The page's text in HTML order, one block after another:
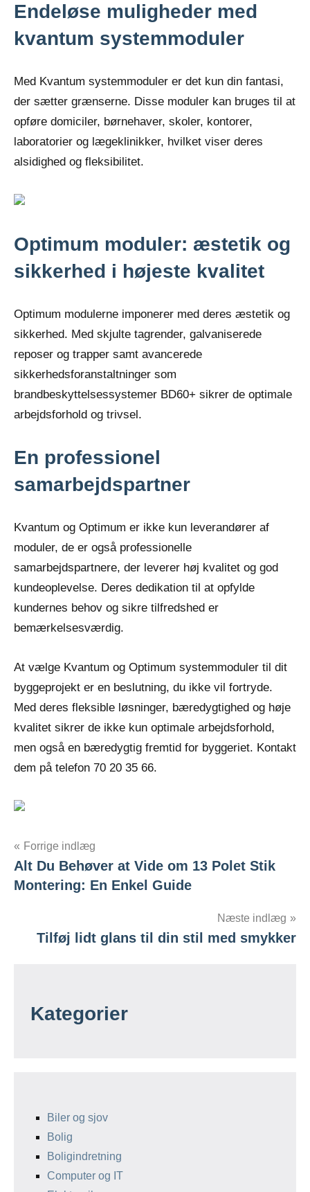
Endeløse muligheder med
kvantum systemmoduler
Med Kvantum systemmoduler er det kun din fantasi,
der sætter grænserne. Disse moduler kan bruges til at
opføre domiciler, børnehaver, skoler, kontorer,
laboratorier og lægeklinikker, hvilket viser deres
alsidighed og fleksibilitet.
Optimum moduler: æstetik og
sikkerhed i højeste kvalitet
Optimum modulerne imponerer med deres æstetik og
sikkerhed. Med skjulte tagrender, galvaniserede
reposer og trapper samt avancerede
sikkerhedsforanstaltninger som
brandbeskyttelsessystemer BD60+ sikrer de optimale
arbejdsforhold og trivsel.
En professionel
samarbejdspartner
Kvantum og Optimum er ikke kun leverandører af
moduler, de er også professionelle
samarbejdspartnere, der leverer høj kvalitet og god
kundeoplevelse. Deres dedikation til at opfylde
kundernes behov og sikre tilfredshed er
bemærkelsesværdig.
At vælge Kvantum og Optimum systemmoduler til dit
byggeprojekt er en beslutning, du ikke vil fortryde.
Med deres fleksible løsninger, bæredygtighed og høje
kvalitet sikrer de ikke kun optimale arbejdsforhold,
men også en bæredygtig fremtid for byggeriet. Kontakt
dem på telefon 70 20 35 66.
Indlægsnavigation
Forrige indlæg
Alt Du Behøver at Vide om 13 Polet Stik
Montering: En Enkel Guide
Næste indlæg
Tilføj lidt glans til din stil med smykker
Kategorier
Biler og sjov
Bolig
Boligindretning
Computer og IT